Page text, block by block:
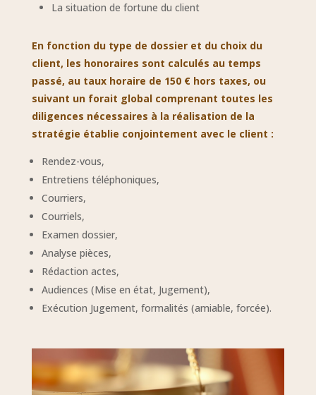
La situation de fortune du client
En fonction du type de dossier et du choix du
client, les honoraires sont calculés au temps
passé, au taux horaire de 150 € hors taxes, ou
suivant un forait global comprenant toutes les
diligences nécessaires à la réalisation de la
stratégie établie conjointement avec le client :
Rendez-vous,
Entretiens téléphoniques,
Courriers,
Courriels,
Examen dossier,
Analyse pièces,
Rédaction actes,
Audiences (Mise en état, Jugement),
Exécution Jugement, formalités (amiable, forcée).